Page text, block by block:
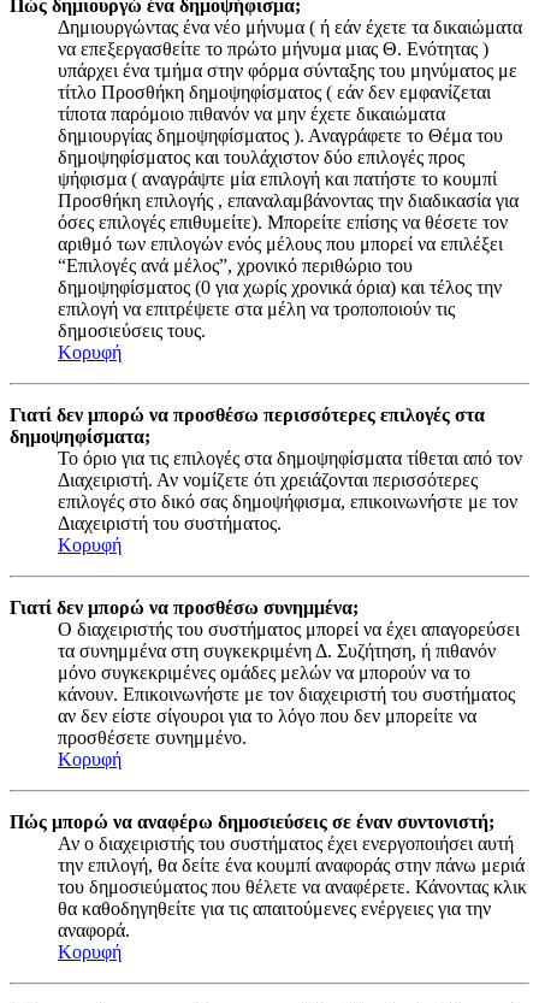
Πώς δημιουργώ ένα δημοψήφισμα;
Δημιουργώντας ένα νέο μήνυμα ( ή εάν έχετε τα δικαιώματα
να επεξεργασθείτε το πρώτο μήνυμα μιας Θ. Ενότητας )
υπάρχει ένα τμήμα στην φόρμα σύνταξης του μηνύματος με
τίτλο Προσθήκη δημοψηφίσματος ( εάν δεν εμφανίζεται
τίποτα παρόμοιο πιθανόν να μην έχετε δικαιώματα
δημιουργίας δημοψηφίσματος ). Αναγράφετε το Θέμα του
δημοψηφίσματος και τουλάχιστον δύο επιλογές προς
ψήφισμα ( αναγράψτε μία επιλογή και πατήστε το κουμπί
Προσθήκη επιλογής , επαναλαμβάνοντας την διαδικασία για
όσες επιλογές επιθυμείτε). Μπορείτε επίσης να θέσετε τον
αριθμό των επιλογών ενός μέλους που μπορεί να επιλέξει
“Επιλογές ανά μέλος”, χρονικό περιθώριο του
δημοψηφίσματος (0 για χωρίς χρονικά όρια) και τέλος την
επιλογή να επιτρέψετε στα μέλη να τροποποιούν τις
δημοσιεύσεις τους.
Κορυφή
Γιατί δεν μπορώ να προσθέσω περισσότερες επιλογές στα
δημοψηφίσματα;
Το όριο για τις επιλογές στα δημοψηφίσματα τίθεται από τον
Διαχειριστή. Αν νομίζετε ότι χρειάζονται περισσότερες
επιλογές στο δικό σας δημοψήφισμα, επικοινωνήστε με τον
Διαχειριστή του συστήματος.
Κορυφή
Γιατί δεν μπορώ να προσθέσω συνημμένα;
Ο διαχειριστής του συστήματος μπορεί να έχει απαγορεύσει
τα συνημμένα στη συγκεκριμένη Δ. Συζήτηση, ή πιθανόν
μόνο συγκεκριμένες ομάδες μελών να μπορούν να το
κάνουν. Επικοινωνήστε με τον διαχειριστή του συστήματος
αν δεν είστε σίγουροι για το λόγο που δεν μπορείτε να
προσθέσετε συνημμένο.
Κορυφή
Πώς μπορώ να αναφέρω δημοσιεύσεις σε έναν συντονιστή;
Αν ο διαχειριστής του συστήματος έχει ενεργοποιήσει αυτή
την επιλογή, θα δείτε ένα κουμπί αναφοράς στην πάνω μεριά
του δημοσιεύματος που θέλετε να αναφέρετε. Κάνοντας κλικ
θα καθοδηγηθείτε για τις απαιτούμενες ενέργειες για την
αναφορά.
Κορυφή